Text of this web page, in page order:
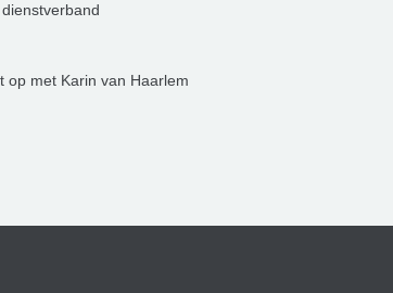
op met Karin van Haarlem